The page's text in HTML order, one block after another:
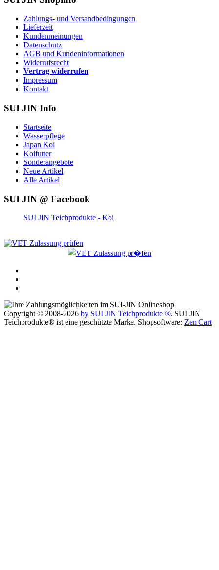
Zahlungs- und Versandbedingungen
Lieferzeit
Kundenmeinungen
Datenschutz
AGB und Kundeninformationen
Widerrufsrecht
Vertrag widerrufen
Impressum
Kontakt
SUI JIN Info
Startseite
Wasserpflege
Japan Koi
Koifutter
Sonderangebote
Neue Artikel
Alle Artikel
SUI JIN @ Facebook
SUI JIN Teichprodukte - Koi
Copyright © 2008-2026 by SUI JIN Teichprodukte ®. SUI JIN
Teichprodukte® ist eine geschützte Marke. Shopsoftware: Zen Cart